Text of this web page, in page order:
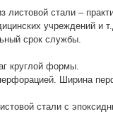
листовой стали –
учреждений и
срок службы.
круглой формы.
Ширина
стали с